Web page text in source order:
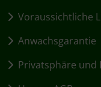
Voraussichtliche
Anwachsgarantie
Privatsphäre und